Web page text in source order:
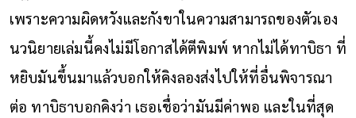
เพราะความผิดหวังและกังขาในความสามารถของตัวเอง
นวนิยายเล่มนี้คงไม่มีโอกาสได้ตีพิมพ์ หากไม่ได้ทาบิธา ที่
หยิบมันขึ้นมาแล้วบอกให้คิงลองส่งไปให้ที่อื่นพิจารณา
ต่อ ทาบิธาบอกคิงว่า เธอเชื่อว่ามันมีค่าพอ และในที่สุด